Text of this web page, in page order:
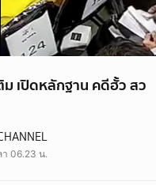
เปิดหลักฐาน คดีฮั้ว สว
ลักฐาน คดีฮั้ว สว.
อง #กกต #ข่าววันนี้ #theroom44
า 06.23 น.